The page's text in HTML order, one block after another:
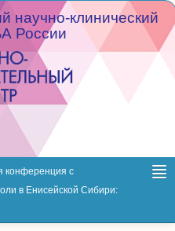
научно-клинический
России
конференция с
в Енисейской Сибири: